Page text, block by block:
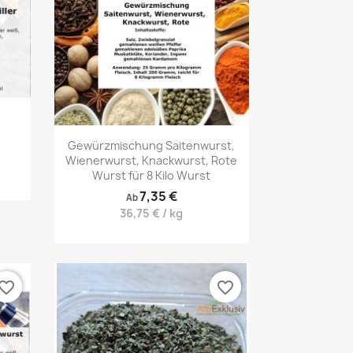
Vorschau
Gewürzmischung Saitenwurst,
Wienerwurst, Knackwurst, Rote
Wurst für 8 Kilo Wurst
Ab7,35 €
36,75 € / kg
favorite_border